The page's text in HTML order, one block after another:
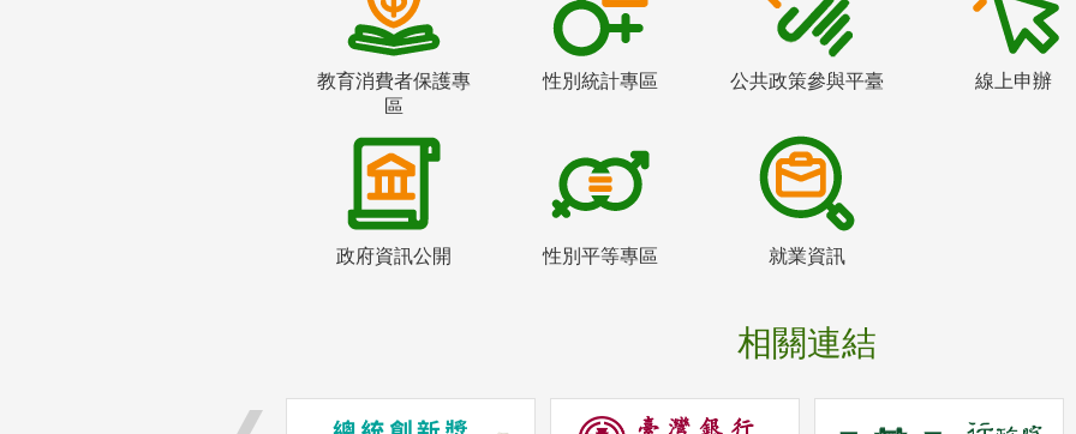
教育消費者保護專
區
性別統計專區 公共政策參與平臺 線上申辦
政府資訊公開 性別平等專區 就業資訊
相關連結